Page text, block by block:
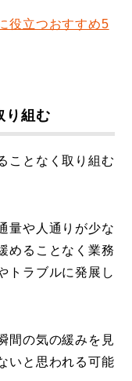
役立つおすすめ5
り組む
ことなく取り組む
量や人通りが少な
めることなく業務
トラブルに発展し
間の気の緩みを見
いと思われる可能